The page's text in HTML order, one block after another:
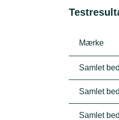
Mærke
Samlet
Samlet
Samlet